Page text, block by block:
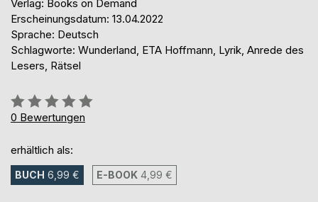
Verlag: Books on Demand
Erscheinungsdatum: 13.04.2022
Sprache: Deutsch
Schlagworte: Wunderland, ETA Hoffmann, Lyrik, Anrede des
Lesers, Rätsel
Bewertung::
0%
0 Bewertungen
erhältlich als:
BUCH 6,99 € E-BOOK 4,99 €